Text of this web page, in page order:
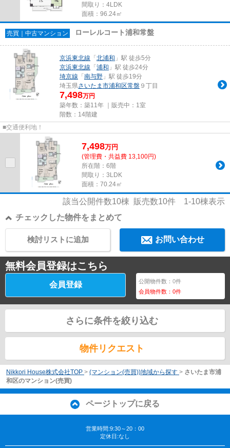
間取り：4LDK
面積：96.24㎡
売買｜中古マンション ローレルコート浦和常盤
京浜東北線 「 北浦和 」駅 徒歩5分
京浜東北線 「 浦和 」駅 徒歩24分
埼京線 「 南与野 」駅 徒歩19分
埼玉県さいたま市浦和区常盤 ９丁目
7,498万円
築年数：築11年 ｜販売中： 1室
階数：14階建
■交通便利地！
7,498万円
(管理費・共益費 13,100円)
所在階：6階
間取り：3LDK
面積：70.24㎡
該当公開件数10棟 販売数10件 1-10棟表示
チェックした物件をまとめて
お問い合わせ
検討リストに追加
無料会員登録はこちら
会員登録 公開物件数：0件
会員物件数：0件
さらに条件を絞り込む
物件リクエスト
Nikkori House株式会社TOP > (マンション(売買))地域から探す > さいたま市浦
和区のマンション(売買)
ページトップに戻る
営業時間:9:30～20：00
定休日:なし